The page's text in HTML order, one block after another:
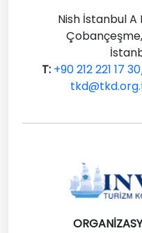
Nish İstanbul
T: +90 212 221 17